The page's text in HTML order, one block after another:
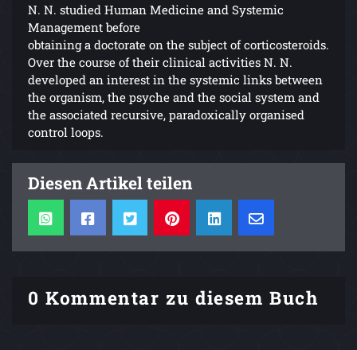
N. N. studied Human Medicine and Systemic
Management before
obtaining a doctorate on the subject of corticosteroids.
Over the course of their clinical activities N. N.
developed an interest in the systemic links between
the organism, the psyche and the social system and
the associated recursive, paradoxically organised
control loops.
Diesen Artikel teilen
0 Kommentar zu diesem Buch